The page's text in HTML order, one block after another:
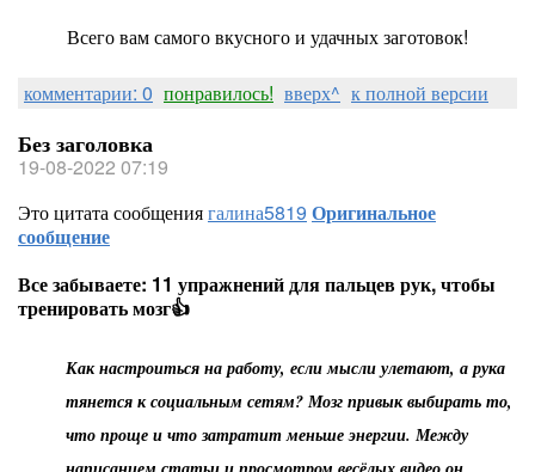
Всего вам самого вкусного и удачных заготовок!
комментарии: 0 понравилось! вверх^ к полной версии
Без заголовка
19-08-2022 07:19
Это цитата сообщениягалина5819 Оригинальное
сообщение
Все забываете: 11 упражнений для пальцев рук, чтобы
тренировать мозг👍
Как настроиться на работу, если мысли улетают, а рука
тянется к социальным сетям? Мозг привык выбирать то,
что проще и что затратит меньше энергии. Между